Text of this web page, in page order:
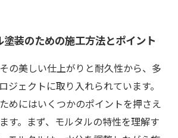
装のための施工方法とポイント
の美しい仕上がりと耐久性から、多
ジェクトに取り入れられています。
めにはいくつかのポイントを押さえ
す。まず、モルタルの特性を理解す